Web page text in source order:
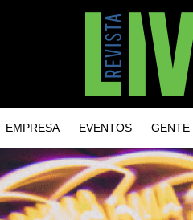
EMPRESA EVENTOS GENTE